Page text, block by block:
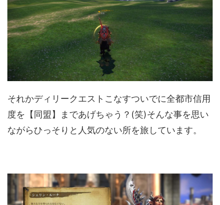
それかディリークエストこなすついでに全都市信用
度を【同盟】まであげちゃう？(笑)そんな事を思い
ながらひっそりと人気のない所を旅しています。